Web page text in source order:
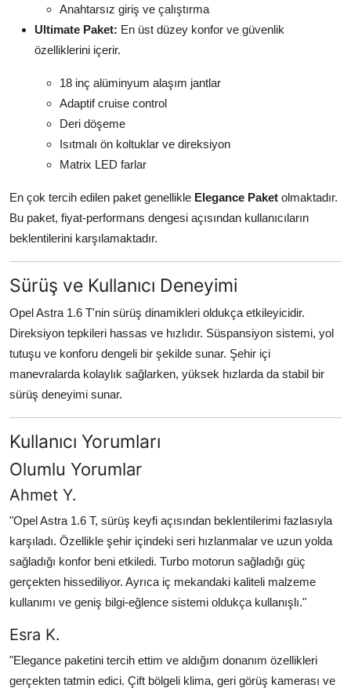
Anahtarsız giriş ve çalıştırma
Ultimate Paket: En üst düzey konfor ve güvenlik
özelliklerini içerir.
18 inç alüminyum alaşım jantlar
Adaptif cruise control
Deri döşeme
Isıtmalı ön koltuklar ve direksiyon
Matrix LED farlar
En çok tercih edilen paket genellikle Elegance Paket olmaktadır.
Bu paket, fiyat-performans dengesi açısından kullanıcıların
beklentilerini karşılamaktadır.
Sürüş ve Kullanıcı Deneyimi
Opel Astra 1.6 T'nin sürüş dinamikleri oldukça etkileyicidir.
Direksiyon tepkileri hassas ve hızlıdır. Süspansiyon sistemi, yol
tutuşu ve konforu dengeli bir şekilde sunar. Şehir içi
manevralarda kolaylık sağlarken, yüksek hızlarda da stabil bir
sürüş deneyimi sunar.
Kullanıcı Yorumları
Olumlu Yorumlar
Ahmet Y.
"Opel Astra 1.6 T, sürüş keyfi açısından beklentilerimi fazlasıyla
karşıladı. Özellikle şehir içindeki seri hızlanmalar ve uzun yolda
sağladığı konfor beni etkiledi. Turbo motorun sağladığı güç
gerçekten hissediliyor. Ayrıca iç mekandaki kaliteli malzeme
kullanımı ve geniş bilgi-eğlence sistemi oldukça kullanışlı."
Esra K.
"Elegance paketini tercih ettim ve aldığım donanım özellikleri
gerçekten tatmin edici. Çift bölgeli klima, geri görüş kamerası ve